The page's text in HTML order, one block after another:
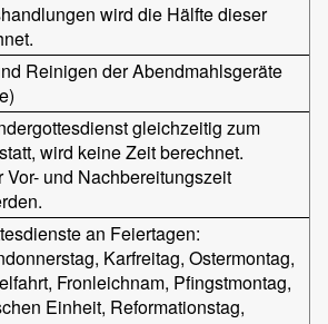
wird die Hälfte dieser
Reinigen der Abendmahlsgeräte
gleichzeitig zum
wird keine Zeit berechnet.
Vor- und Nachbereitungszeit
an Feiertagen:
Karfreitag, Ostermontag,
Fronleichnam, Pfingstmontag,
Einheit, Reformationstag,